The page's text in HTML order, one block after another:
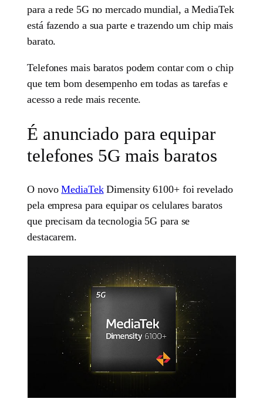
para a rede 5G no mercado mundial, a MediaTek
está fazendo a sua parte e trazendo um chip mais
barato.
Telefones mais baratos podem contar com o chip
que tem bom desempenho em todas as tarefas e
acesso a rede mais recente.
É anunciado para equipar
telefones 5G mais baratos
O novoMediaTekDimensity 6100+ foi revelado
pela empresa para equipar os celulares baratos
que precisam da tecnologia 5G para se
destacarem.